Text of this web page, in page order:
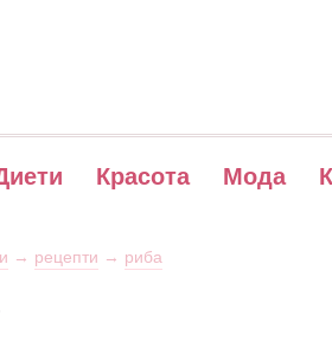
Красота Мода
→ рецепти → риба